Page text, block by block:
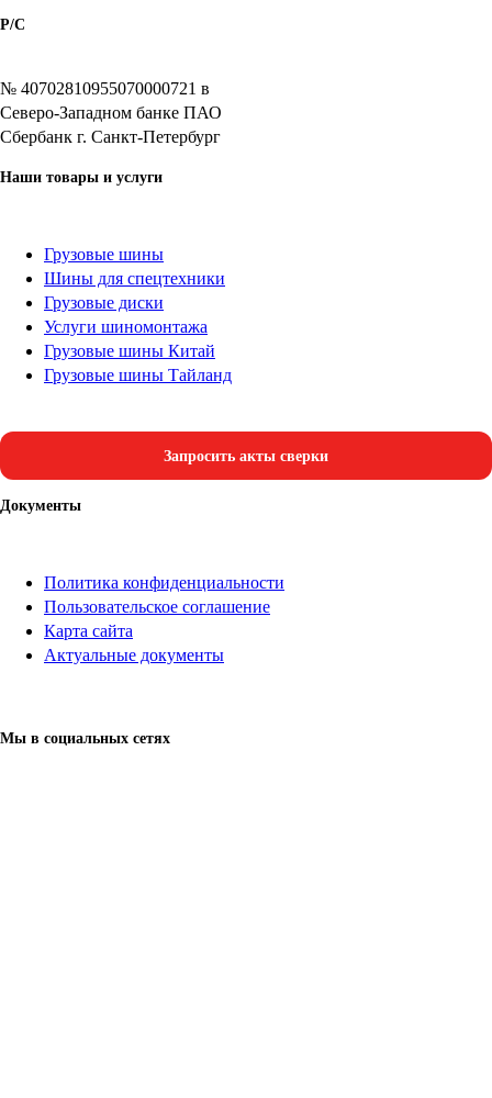
Р/C
№ 40702810955070000721 в
Северо-Западном банке ПАО
Сбербанк г. Санкт-Петербург
Наши товары и услуги
Грузовые шины
Шины для спецтехники
Грузовые диски
Услуги шиномонтажа
Грузовые шины Китай
Грузовые шины Тайланд
Запросить акты сверки
Документы
Политика конфиденциальности
Пользовательское соглашение
Карта сайта
Актуальные документы
Мы в социальных сетях